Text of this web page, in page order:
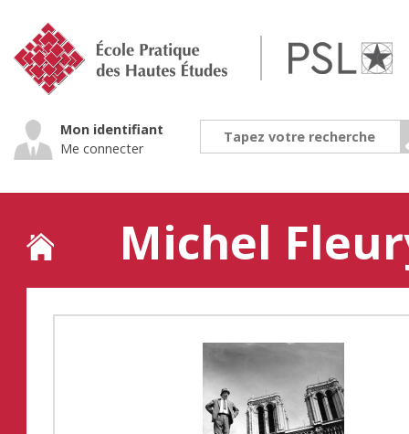
navigation
Mon identifiant
Me connecter
Michel
Back